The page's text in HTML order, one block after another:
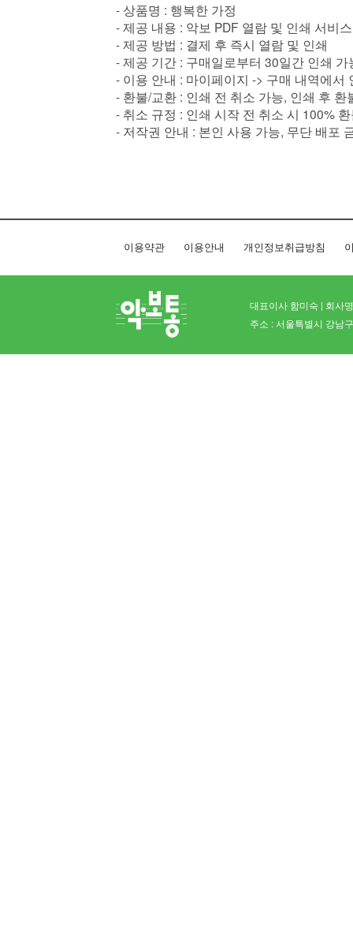
- 상품명 : 행복한 가정
- 제공 내용 : 악보 PDF 열람 및 인쇄 서비스
- 제공 방법 : 결제 후 즉시 열람 및 인쇄
- 제공 기간 : 구매일로부터 30일간 인쇄
- 이용 안내 : 마이페이지 -> 구매 내역에서
- 환불/교환 : 인쇄 전 취소 가능, 인쇄 후 환
- 취소 규정 : 인쇄 시작 전 취소 시 100%
- 저작권 안내 : 본인 사용 가능, 무단 배포
이용약관 이용안내 개인정보취급방침
대표이사 함미숙 | 회사
주소 : 서울특별시 강남